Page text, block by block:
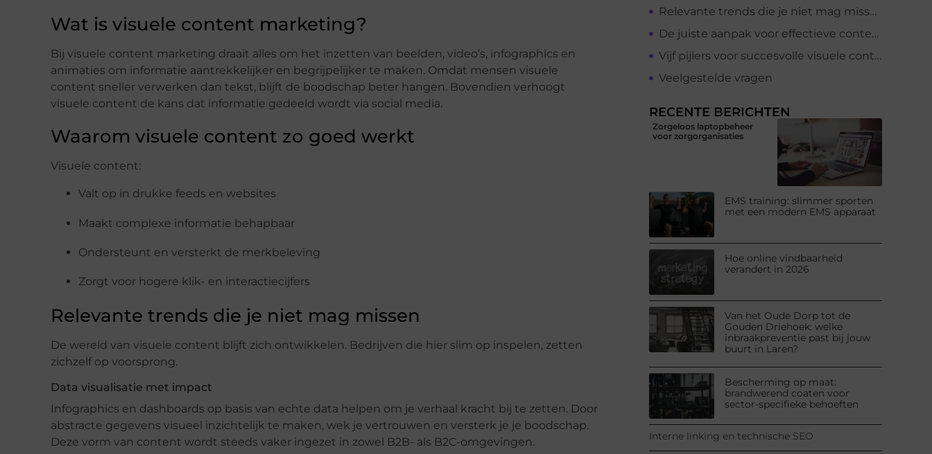
Wat is visuele content marketing?
Bij visuele content marketing draait alles om het inzetten van beelden, video’s, infographics en
animaties om informatie aantrekkelijker en begrijpelijker te maken. Omdat mensen visuele
content sneller verwerken dan tekst, blijft de boodschap beter hangen. Bovendien verhoogt
visuele content de kans dat informatie gedeeld wordt via social media.
Waarom visuele content zo goed werkt
Visuele content:
Valt op in drukke feeds en websites
Maakt complexe informatie behapbaar
Ondersteunt en versterkt de merkbeleving
Zorgt voor hogere klik- en interactiecijfers
Relevante trends die je niet mag missen
De wereld van visuele content blijft zich ontwikkelen. Bedrijven die hier slim op inspelen, zetten
zichzelf op voorsprong.
Data visualisatie met impact
Infographics en dashboards op basis van echte data helpen om je verhaal kracht bij te zetten. Door
abstracte gegevens visueel inzichtelijk te maken, wek je vertrouwen en versterk je je boodschap.
Deze vorm van content wordt steeds vaker ingezet in zowel B2B- als B2C-omgevingen.
Relevante trends die je niet mag missen
De juiste aanpak voor effectieve content
Vijf pijlers voor succesvolle visuele content
Veelgestelde vragen
RECENTE BERICHTEN
Zorgeloos laptopbeheer
voor zorgorganisaties
EMS training: slimmer sporten
met een modern EMS apparaat
Hoe online vindbaarheid
verandert in 2026
Van het Oude Dorp tot de
Gouden Driehoek: welke
inbraakpreventie past bij jouw
buurt in Laren?
Bescherming op maat:
brandwerend coaten voor
sector-specifieke behoeften
Interne linking en technische SEO